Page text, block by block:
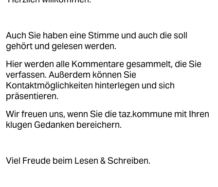
Auch Sie haben eine Stimme und auch die soll
gehört und gelesen werden.
Hier werden alle Kommentare gesammelt, die Sie
verfassen. Außerdem können Sie
Kontaktmöglichkeiten hinterlegen und sich
präsentieren.
Wir freuen uns, wenn Sie die taz.kommune mit Ihren
klugen Gedanken bereichern.
Viel Freude beim Lesen & Schreiben.